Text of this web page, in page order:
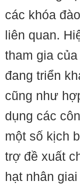
các khóa
liên quan.
tham gia
đang triển
cũng như
dụng các
một số kịch
trợ đề xuất
hạt nhân